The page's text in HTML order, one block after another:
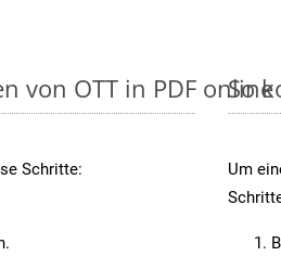
von OTT in PDF online
Schritte:
So
Um